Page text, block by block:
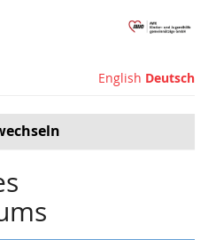
English Deutsch